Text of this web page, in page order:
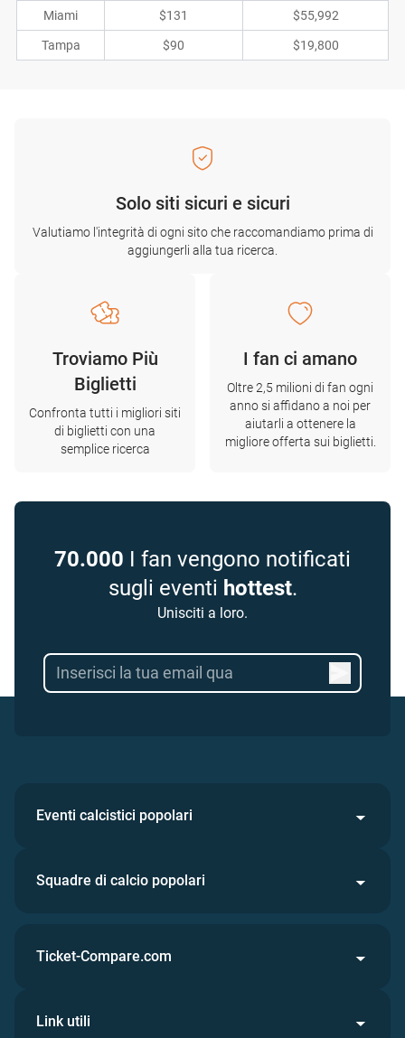
Miami $131 $55,992
Tampa $90 $19,800
Solo siti sicuri e sicuri
Valutiamo l'integrità di ogni sito che raccomandiamo prima di
aggiungerli alla tua ricerca.
Troviamo Più
Biglietti
Confronta tutti i migliori siti
di biglietti con una
semplice ricerca
I fan ci amano
Oltre 2,5 milioni di fan ogni
anno si affidano a noi per
aiutarli a ottenere la
migliore offerta sui biglietti.
70.000 I fan vengono notificati
sugli eventi hottest.
Unisciti a loro.
Eventi calcistici popolari
Squadre di calcio popolari
Ticket-Compare.com
Link utili